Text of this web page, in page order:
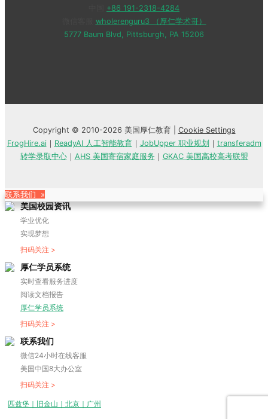
+86 191-2318-4284
wholerenguru3 （厚仁学术哥）
5777 Baum Blvd, Pittsburgh, PA 15206
Copyright © 2010-2026 美国厚仁教育 | Cookie Settings
FrogHire.ai｜ ReadyAI 人工智能教育｜ JobUpper 职业规划 ｜ transferadm
转学录取中心｜ AHS 美国寄宿家庭服务 ｜ GKAC 美国高校高考联盟
联系我们 »
美国校园资讯
学业优化
实现梦想
扫码关注 >
厚仁学员系统
实时查看服务进度
阅读文档报告
厚仁学员系统
扫码关注 >
联系我们
微信24小时在线客服
美国中国8大办公室
扫码关注 >
匹兹堡｜旧金山｜北京｜广州